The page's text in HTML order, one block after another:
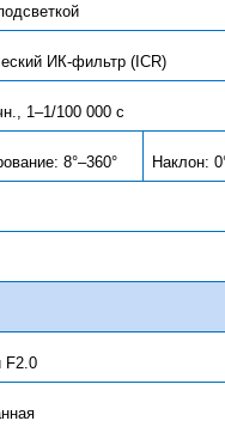
ИК-фильтр (ICR)
1–1/100 000 с
8°–360° Наклон:
F2.0